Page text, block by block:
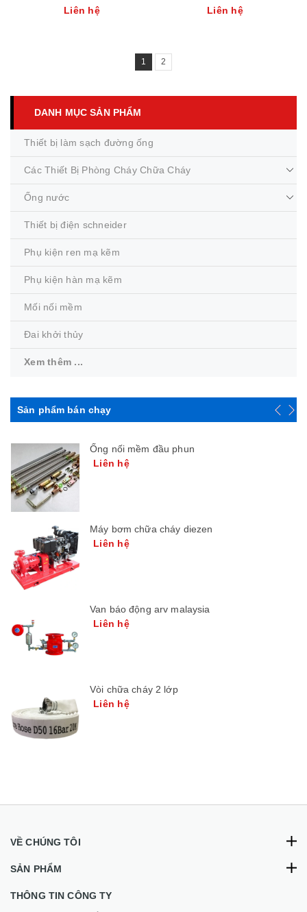
Liên hệ
Liên hệ
1 2
DANH MỤC SẢN PHẨM
Thiết bị làm sạch đường ống
Các Thiết Bị Phòng Cháy Chữa Cháy
Ống nước
Thiết bị điện schneider
Phụ kiện ren mạ kẽm
Phụ kiện hàn mạ kẽm
Mối nối mềm
Đai khởi thủy
Xem thêm ...
Sản phẩm bán chạy
Ống nối mềm đầu phun
Liên hệ
Máy bơm chữa cháy diezen
Liên hệ
Van báo động arv malaysia
Liên hệ
Vòi chữa cháy 2 lớp
Liên hệ
VỀ CHÚNG TÔI
SẢN PHẨM
THÔNG TIN CÔNG TY